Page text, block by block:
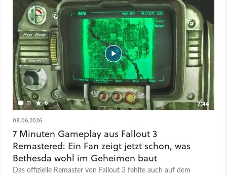
11 6
7:44
08.06.2026
7 Minuten Gameplay aus Fallout 3
Remastered: Ein Fan zeigt jetzt schon, was
Bethesda wohl im Geheimen baut
Das offizielle Remaster von Fallout 3 fehlte auch auf dem